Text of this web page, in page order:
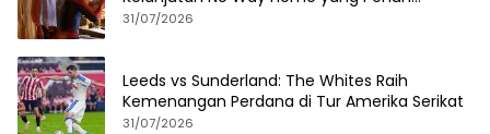
Kejutan
31/07/2026
Leeds vs Sunderland: The Whites Raih
Kemenangan Perdana di Tur Amerika Serikat
31/07/2026